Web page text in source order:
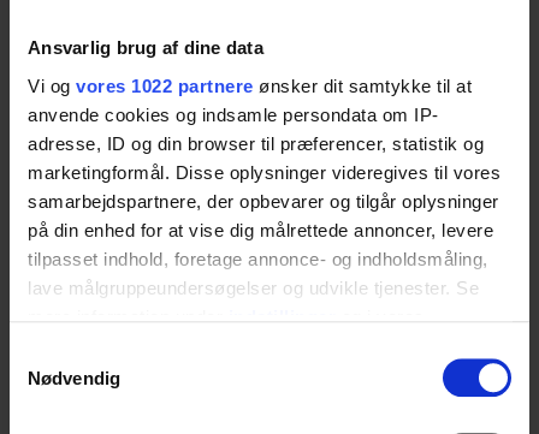
Ansvarlig brug af dine data
Vi og vores 1022 partnere ønsker dit samtykke til at
anvende cookies og indsamle persondata om IP-
adresse, ID og din browser til præferencer, statistik og
marketingformål. Disse oplysninger videregives til vores
samarbejdspartnere, der opbevarer og tilgår oplysninger
på din enhed for at vise dig målrettede annoncer, levere
tilpasset indhold, foretage annonce- og indholdsmåling,
lave målgruppeundersøgelser og udvikle tjenester. Se
tilbage eller ændre indstillinger fra vores
"Cookiedeklaration", eller ved at trykke på "Privacy
Nødvendig
Choose variant
Item no.:
Model
Depth 10 cm Depth 13,5 cm
Download datasheet